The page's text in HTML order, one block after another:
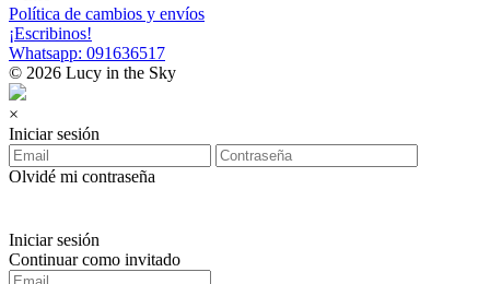
Política de cambios y envíos
¡Escribinos!
Whatsapp: 091636517
© 2026 Lucy in the Sky
×
Iniciar sesión
Olvidé mi contraseña
Iniciar sesión
Continuar como invitado